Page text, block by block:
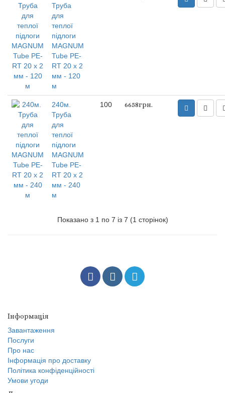
Труба
для
теплої
підлоги
MAGNUM
Tube PE-
RT 20 x 2
мм - 120
м
240м.
Труба
для
теплої
підлоги
MAGNUM
Tube PE-
RT 20 x 2
мм - 240
м
100 6658грн.
Показано з 1 по 7 із 7 (1 сторінок)
Інформація
Завантаження
Послуги
Про нас
Інформація про доставку
Політика конфіденційності
Умови угоди